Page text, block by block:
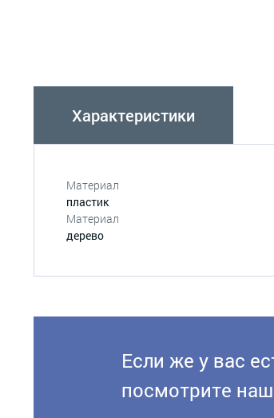
Характеристики
Материал
пластик
Материал
дерево
Если же у вас
посмотрите